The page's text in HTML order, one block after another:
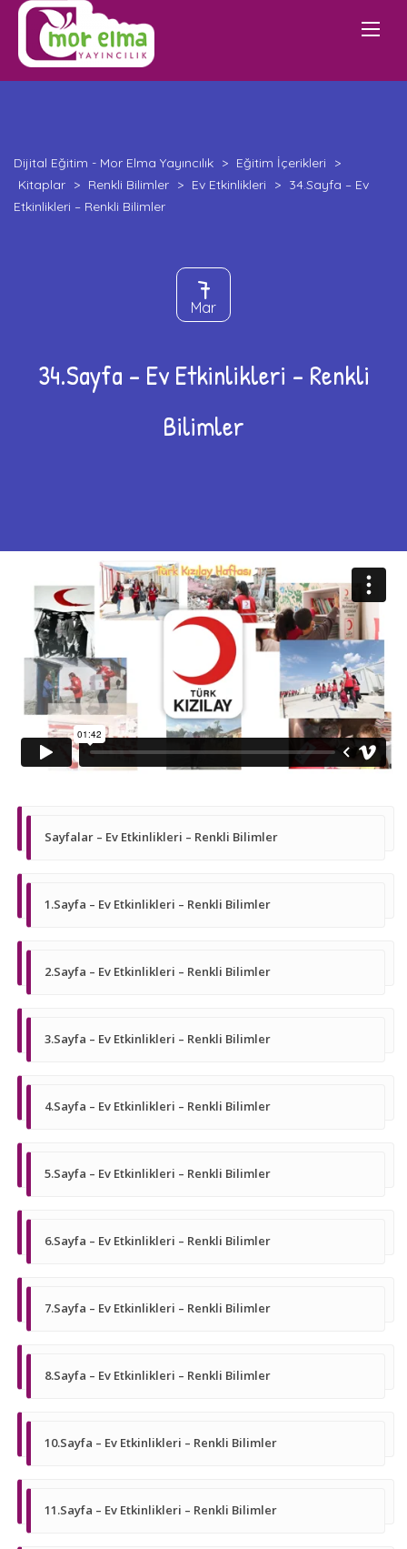
Dijital Eğitim - Mor Elma Yayıncılık > Eğitim İçerikleri
>
Kitaplar > Renkli Bilimler > Ev Etkinlikleri > 34.Sayfa – Ev
Etkinlikleri – Renkli Bilimler
7
Mar
34.Sayfa – Ev Etkinlikleri – Renkli
Bilimler
Sayfalar – Ev Etkinlikleri – Renkli Bilimler
1.Sayfa – Ev Etkinlikleri – Renkli Bilimler
2.Sayfa – Ev Etkinlikleri – Renkli Bilimler
3.Sayfa – Ev Etkinlikleri – Renkli Bilimler
4.Sayfa – Ev Etkinlikleri – Renkli Bilimler
5.Sayfa – Ev Etkinlikleri – Renkli Bilimler
6.Sayfa – Ev Etkinlikleri – Renkli Bilimler
7.Sayfa – Ev Etkinlikleri – Renkli Bilimler
8.Sayfa – Ev Etkinlikleri – Renkli Bilimler
10.Sayfa – Ev Etkinlikleri – Renkli Bilimler
11.Sayfa – Ev Etkinlikleri – Renkli Bilimler